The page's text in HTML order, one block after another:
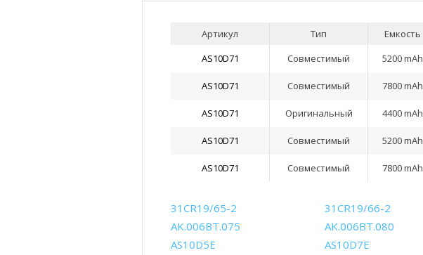
Артикул Тип Емкость
AS10D71
Совместимый 5200 mAh
AS10D71 Совместимый 7800 mAh
AS10D71 Оригинальный 4400 mAh
AS10D71 Совместимый 5200 mAh
AS10D71 Совместимый 7800 mAh
31CR19/65-2 31CR19/66-2
AK.006BT.075
AK.006BT.080
AS10D5E
AS10D7E